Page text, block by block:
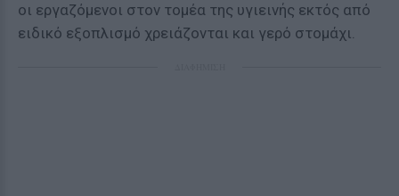
οι εργαζόμενοι στον τομέα της υγιεινής εκτός από
ειδικό εξοπλισμό χρειάζονται και γερό στομάχι.